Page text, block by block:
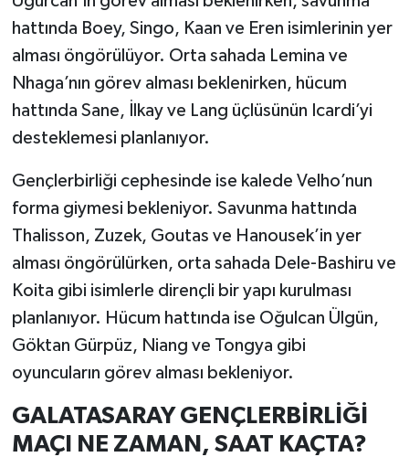
hattında Boey, Singo, Kaan ve Eren isimlerinin yer
alması öngörülüyor. Orta sahada Lemina ve
Nhaga’nın görev alması beklenirken, hücum
hattında Sane, İlkay ve Lang üçlüsünün Icardi’yi
desteklemesi planlanıyor.
Gençlerbirliği cephesinde ise kalede Velho’nun
forma giymesi bekleniyor. Savunma hattında
Thalisson, Zuzek, Goutas ve Hanousek’in yer
alması öngörülürken, orta sahada Dele-Bashiru ve
Koita gibi isimlerle dirençli bir yapı kurulması
planlanıyor. Hücum hattında ise Oğulcan Ülgün,
Göktan Gürpüz, Niang ve Tongya gibi
oyuncuların görev alması bekleniyor.
GALATASARAY GENÇLERBİRLİĞİ
MAÇI NE ZAMAN, SAAT KAÇTA?